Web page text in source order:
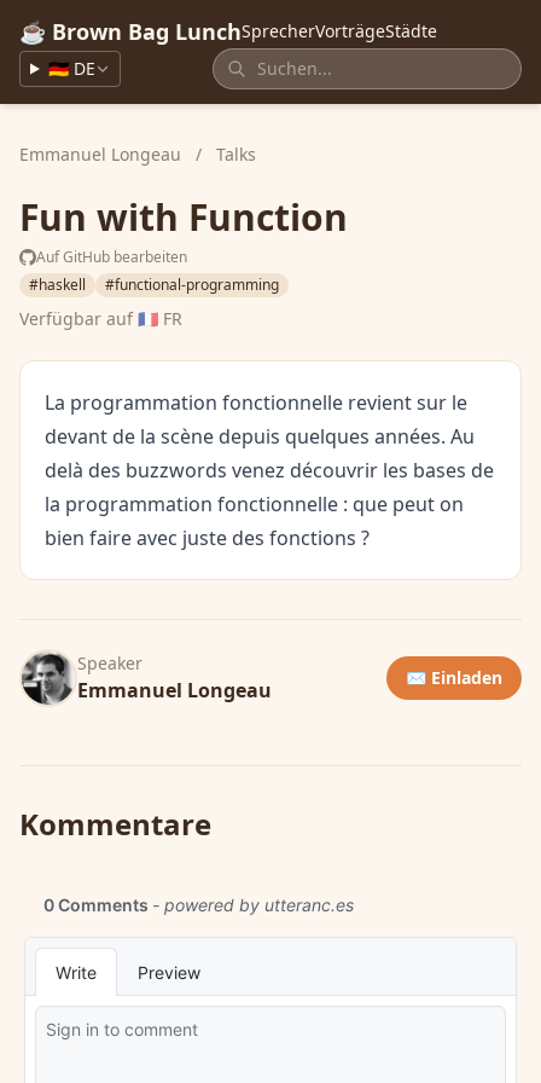
☕ Brown Bag LunchSprecherVorträgeStädte
🇩🇪 DE
Emmanuel Longeau / Talks
Fun with Function
Auf GitHub bearbeiten
#haskell
#functional-programming
Verfügbar auf🇫🇷 FR
La programmation fonctionnelle revient sur le
devant de la scène depuis quelques années. Au
delà des buzzwords venez découvrir les bases de
la programmation fonctionnelle : que peut on
bien faire avec juste des fonctions ?
Speaker
Emmanuel Longeau ✉️ Einladen
Kommentare